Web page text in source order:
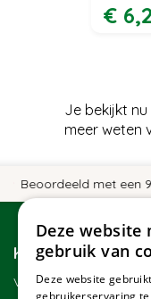
€ 6,
Je bekijkt
meer weten
met een 9,1!
Klantenservice
Veelgestelde vragen
Deze website
gebruik van
Deze website
gebruikerservaring